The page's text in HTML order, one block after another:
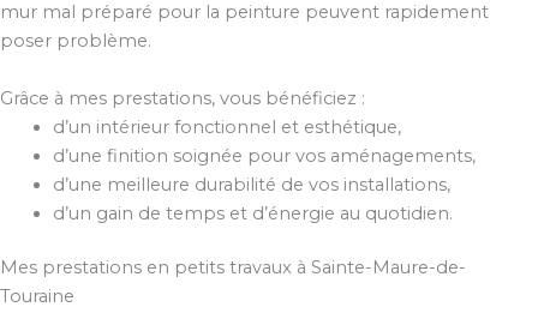
mur mal préparé pour la peinture peuvent rapidement
poser problème.
Grâce à mes prestations, vous bénéficiez :
d’un intérieur fonctionnel et esthétique,
d’une finition soignée pour vos aménagements,
d’une meilleure durabilité de vos installations,
d’un gain de temps et d’énergie au quotidien.
Mes prestations en petits travaux à Sainte-Maure-de-
Touraine